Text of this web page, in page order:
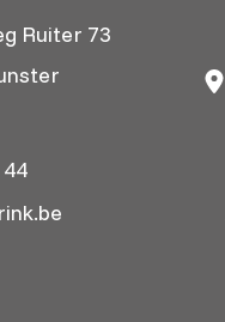
Ruiter 73